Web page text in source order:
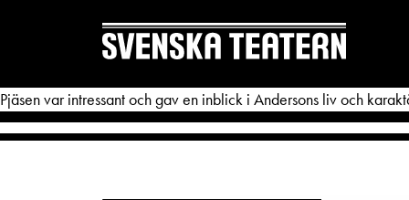
Pjäsen var intressant och gav en inblick i Andersons liv och